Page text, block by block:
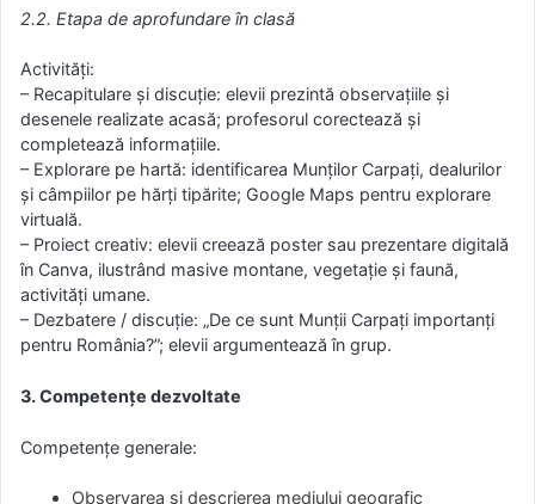
2.2. Etapa de aprofundare în clasă
Activități:
– Recapitulare și discuție: elevii prezintă observațiile și
desenele realizate acasă; profesorul corectează și
completează informațiile.
– Explorare pe hartă: identificarea Munților Carpați, dealurilor
și câmpiilor pe hărți tipărite; Google Maps pentru explorare
virtuală.
– Proiect creativ: elevii creează poster sau prezentare digitală
în Canva, ilustrând masive montane, vegetație și faună,
activități umane.
– Dezbatere / discuție: „De ce sunt Munții Carpați importanți
pentru România?”; elevii argumentează în grup.
3. Competențe dezvoltate
Competențe generale:
Observarea și descrierea mediului geografic